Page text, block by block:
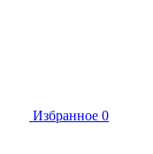
Избранное 0